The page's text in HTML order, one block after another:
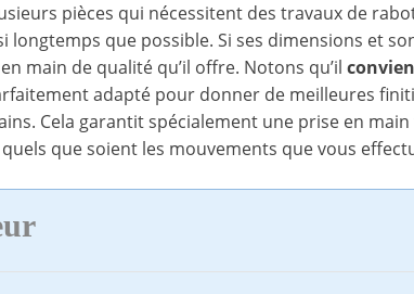
pièces qui nécessitent des travaux de
longtemps que possible. Si ses dimensions et
main de qualité qu’il offre. Notons qu’il
adapté pour donner de meilleures
Cela garantit spécialement une prise en
que soient les mouvements que vous